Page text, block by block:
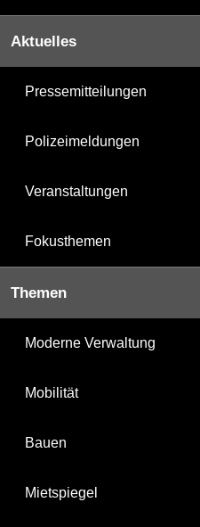
Aktuelles
Pressemitteilungen
Polizeimeldungen
Veranstaltungen
Fokusthemen
Themen
Moderne Verwaltung
Mobilität
Bauen
Mietspiegel